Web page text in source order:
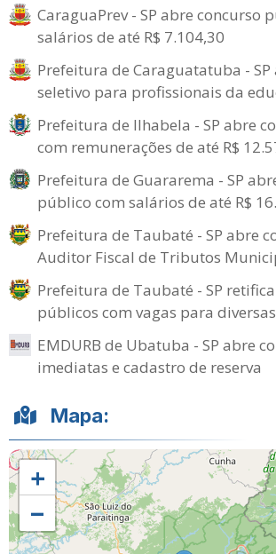
CaraguaPrev - SP abre concurso
salários de até R$ 7.104,30
Prefeitura de Caraguatatuba - SP
seletivo para profissionais da
Prefeitura de Ilhabela - SP abre
com remunerações de até R$
Prefeitura de Guararema - SP
público com salários de até R$
Prefeitura de Taubaté - SP abre
Auditor Fiscal de Tributos
Prefeitura de Taubaté - SP
públicos com vagas para
EMDURB de Ubatuba - SP abre
imediatas e cadastro de reserva
Mapa:
+
−